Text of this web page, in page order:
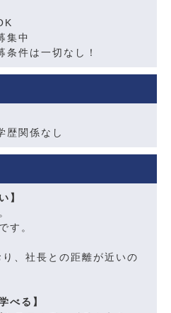
集中
件は一切なし！
歴関係なし
】
す。
、社長との距離が近いの
べる】